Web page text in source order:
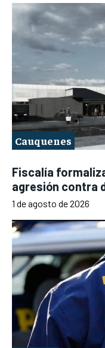
Cauquenes
Fiscalía
agresión contra
1 de agosto de 2026